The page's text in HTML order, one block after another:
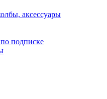
аксессуары
подписке